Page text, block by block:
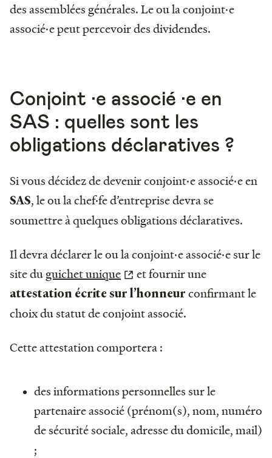
des assemblées générales. Le ou la conjoint·e
associé·e peut percevoir des dividendes.
Conjoint ·e associé ·e en
SAS : quelles sont les
obligations déclaratives ?
Si vous décidez de devenir conjoint·e associé·e en
SAS, le ou la chef·fe d’entreprise devra se
soumettre à quelques obligations déclaratives.
Il devra déclarer le ou la conjoint·e associé·e sur le
site duguichet unique et fournir une
attestation écrite sur l’honneur confirmant le
choix du statut de conjoint associé.
Cette attestation comportera :
des informations personnelles sur le
partenaire associé (prénom(s), nom, numéro
de sécurité sociale, adresse du domicile, mail)
;